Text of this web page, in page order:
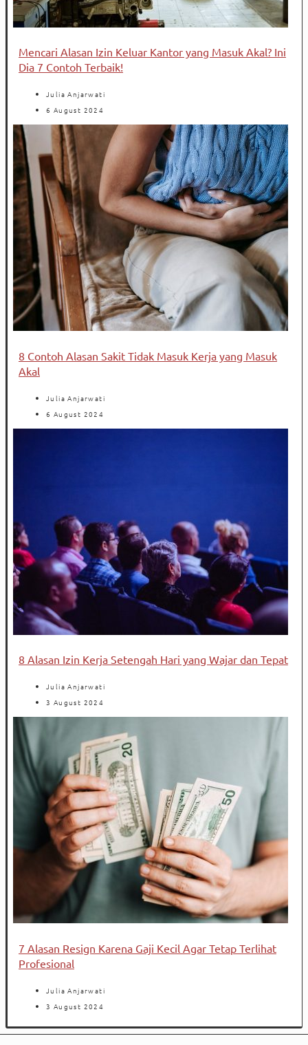
Mencari Alasan Izin Keluar Kantor yang Masuk Akal? Ini
Dia 7 Contoh Terbaik!
Julia Anjarwati
6 August 2024
8 Contoh Alasan Sakit Tidak Masuk Kerja yang Masuk
Akal
Julia Anjarwati
6 August 2024
8 Alasan Izin Kerja Setengah Hari yang Wajar dan Tepat
Julia Anjarwati
3 August 2024
7 Alasan Resign Karena Gaji Kecil Agar Tetap Terlihat
Profesional
Julia Anjarwati
3 August 2024